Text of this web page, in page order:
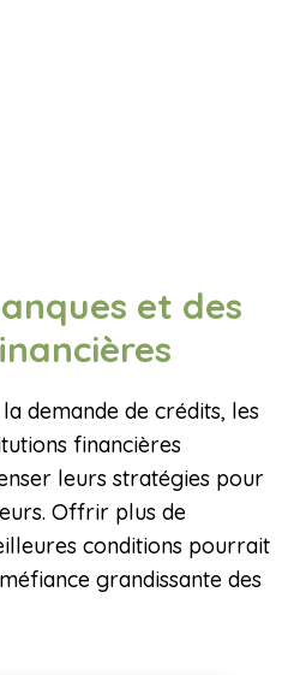
et des
demande de crédits, les
financières
leurs stratégies pour
Offrir plus de
conditions pourrait
grandissante des